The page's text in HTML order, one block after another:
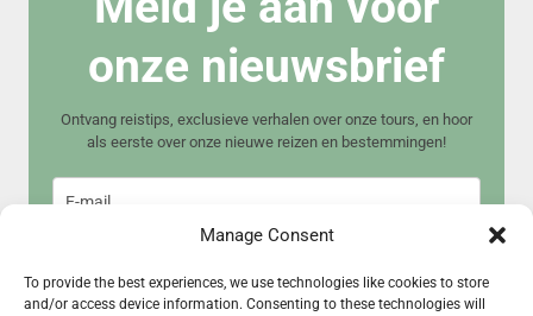
Manage Consent
To provide the best experiences, we use technologies like cookies to store
and/or access device information. Consenting to these technologies will
onze nieuwsbrief
Ontvang reistips, exclusieve verhalen over onze tours, en hoor
als eerste over onze nieuwe reizen en bestemmingen!